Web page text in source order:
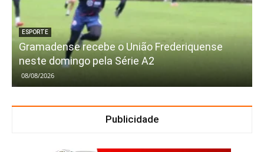
ESPORTE
Gramadense recebe o União Frederiquense
neste domingo pela Série A2
08/08/2026
Publicidade